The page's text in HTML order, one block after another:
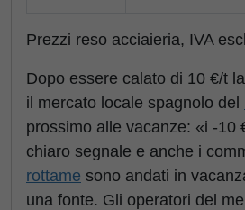
Prezzi reso acciaieria, IVA
Dopo essere calato di 10 €/t
il mercato locale spagnolo del
prossimo alle vacanze: «i -10
chiaro segnale e anche i
rottame sono andati in
una fonte. Gli operatori del